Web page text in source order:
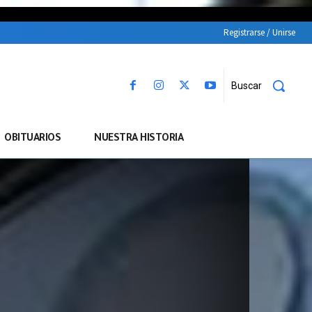
Registrarse / Unirse
Buscar
OBITUARIOS NUESTRA HISTORIA